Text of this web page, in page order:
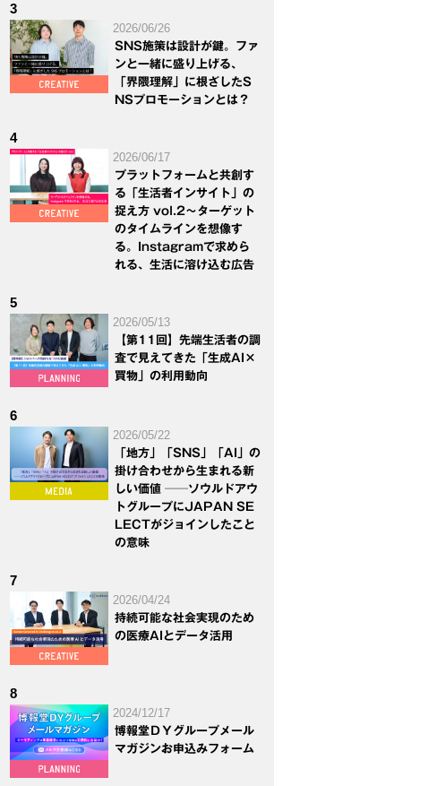
3
2026/06/26
SNS施策は設計が鍵。ファ
ンと一緒に盛り上げる、
「界隈理解」に根ざしたS
NSプロモーションとは？
4
2026/06/17
プラットフォームと共創す
る「生活者インサイト」の
捉え方 vol.2～ターゲット
のタイムラインを想像す
る。Instagramで求めら
れる、生活に溶け込む広告
5
2026/05/13
【第11回】先端生活者の調
査で見えてきた「生成AI×
買物」の利用動向
6
2026/05/22
「地方」「SNS」「AI」の
掛け合わせから生まれる新
しい価値 ──ソウルドアウ
トグループにJAPAN SE
LECTがジョインしたこと
の意味
7
2026/04/24
持続可能な社会実現のため
の医療AIとデータ活用
8
2024/12/17
博報堂ＤＹグループメール
マガジンお申込みフォーム